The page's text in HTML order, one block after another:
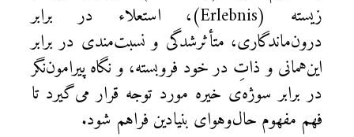
‌زيسته (Erlebnis)، استعلاء در برابر
درون‌ماندگاری، متأثرشدگی و نسبت‌مندی در برابر
اين‌همانی و ذاتِ در خود فروبسته، و نگاه پيرامون‌نگر
در برابر سوژه‌ی خيره مورد توجه قرار می‌گيرد تا
فهم مفهوم حال‌وهوای بنيادين فراهم شود.